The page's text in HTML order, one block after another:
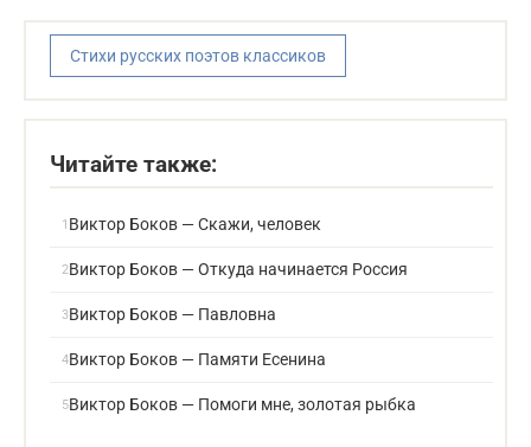
Стихи русских поэтов классиков
Читайте также:
Виктор Боков — Скажи, человек
Виктор Боков — Откуда начинается Россия
Виктор Боков — Павловна
Виктор Боков — Памяти Есенина
Виктор Боков — Помоги мне, золотая рыбка